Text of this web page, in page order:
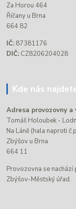
Za Horou 464
Říčany u Brna
664 82
IČ: 87381176
DIČ: CZ8206204028
Kde nás
Adresa provozovny a
Tomáš Holoubek -
Na Láně (hala naproti
Zbýšov u Brna
664 11
Provozovna se
Zbýšov-Městský úřad.